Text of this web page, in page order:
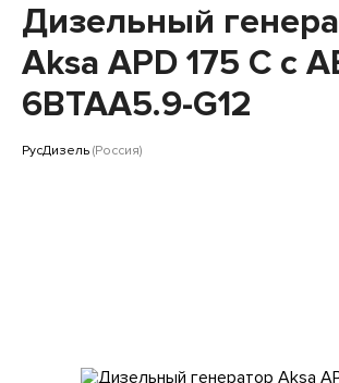
Продукция
Услуги
Дизельный
Aksa APD 175 C с
6BTAA5.9-G12
РусДизель (Россия)